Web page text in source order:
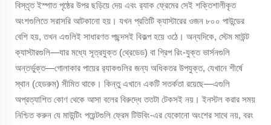
বিস্তৃত ইস্পাত পৃষ্ঠের উপর ছড়িয়ে দেয় এবং র‍্যাক ফ্রেমের সেই শক্তিশালীকৃত
অংশগুলিতে সরাসরি আটকানো হয়। যখন প্রতিটি ক্যাস্টারের ওজন ৮০০ পাউন্ডের
বেশি হয়, তখন এগুলিই সাধারণত পছন্দসই বিকল্প হয়ে ওঠে। অন্যদিকে, স্টেম মাউন্ট
ক্যাস্টারগুলি—যার মধ্যে সূত্রযুক্ত (থ্রেডেড) বা গ্রিপ রিং-যুক্ত ভার্সনগুলি
অন্তর্ভুক্ত—গোলাকার পায়ের র‍্যাকগুলির জন্য অধিকতর উপযুক্ত, যেখানে শীর্ষে
স্থান (হেডরুম) সীমিত থাকে। কিন্তু এখানে একটি সতর্কতা রয়েছে—এগুলি
অপ্রত্যাশিত কোণ থেকে আসা বলের বিরুদ্ধে ততটা টেকসই নয়। ইনস্টল করার সময়
নিশ্চিত করুন যে মাউন্টিং পয়েন্টগুলি ফ্রেম টিউবিং-এর যেকোনো অংশের সাথে নয়, বরং